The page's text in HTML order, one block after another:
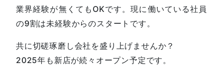
業界経験が無くてもOKです。現に働いている社員
の9割は未経験からのスタートです。
共に切磋琢磨し会社を盛り上げませんか？
2025年も新店が続々オープン予定です。